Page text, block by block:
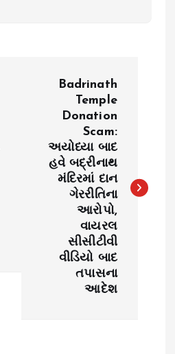
Badrinath
Temple
Donation
Scam:
અયોધ્યા બાદ
હવે બદ્રીનાથ
મંદિરમાં દાન
ગેરરીતિના
આરોપો,
વાયરલ
સીસીટીવી
વીડિયો બાદ
તપાસના
આદેશ